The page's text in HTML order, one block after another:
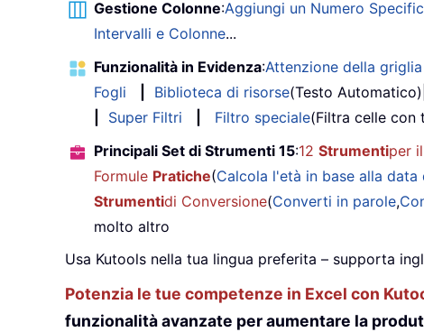
Gestione Colonne:Aggiungi un Numero
Intervalli e Colonne...
Funzionalità in Evidenza:Attenzione della griglia
Fogli
Biblioteca di risorse(Testo Automatico)
Super Filtri Filtro speciale(Filtra celle con
Principali Set di Strumenti 15:12 Strumentiper
Formule Pratiche(Calcola l'età in base alla data
Strumentidi Conversione(Converti in parole,
molto altro
Usa Kutools nella tua lingua preferita – supporta
Potenzia le tue competenze in Excel con
funzionalità avanzate per aumentare la